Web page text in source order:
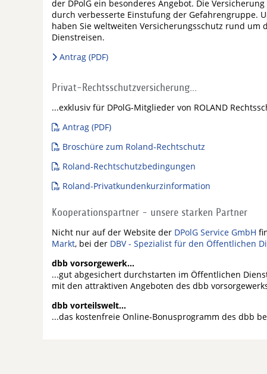
der DPolG ein besonderes Angebot. Die
durch verbesserte Einstufung der Gefahrengruppe.
haben Sie weltweiten Versicherungsschutz rund
Dienstreisen.
Antrag (PDF)
Privat-Rechtsschutzversicherung...
...exklusiv für DPolG-Mitglieder von ROLAND
Antrag (PDF)
Broschüre zum Roland-Rechtschutz
Roland-Rechtschutzbedingungen
Roland-Privatkundenkurzinformation
Kooperationspartner - unsere starken Partner
Nicht nur auf der Website der DPolG Service GmbH
Markt, bei der DBV - Spezialist für den Öffentlichen
dbb vorsorgewerk...
...gut abgesichert durchstarten im Öffentlichen
mit den attraktiven Angeboten des dbb
dbb vorteilswelt...
...das kostenfreie Online-Bonusprogramm des dbb